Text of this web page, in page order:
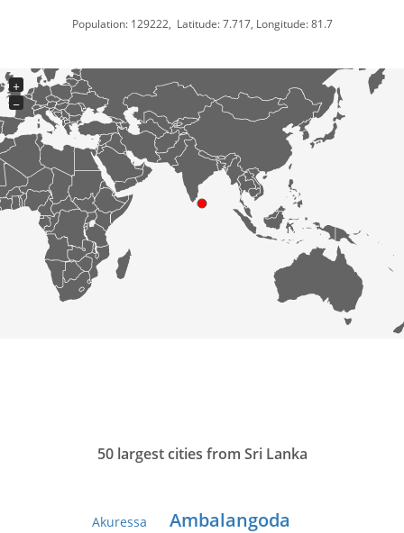
Population: 129222, Latitude: 7.717, Longitude: 81.7
+
−
50 largest cities from Sri Lanka
Akuressa Ambalangoda